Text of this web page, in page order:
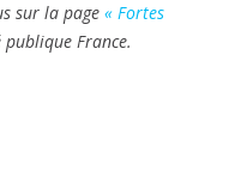
sur la page « Fortes
France.